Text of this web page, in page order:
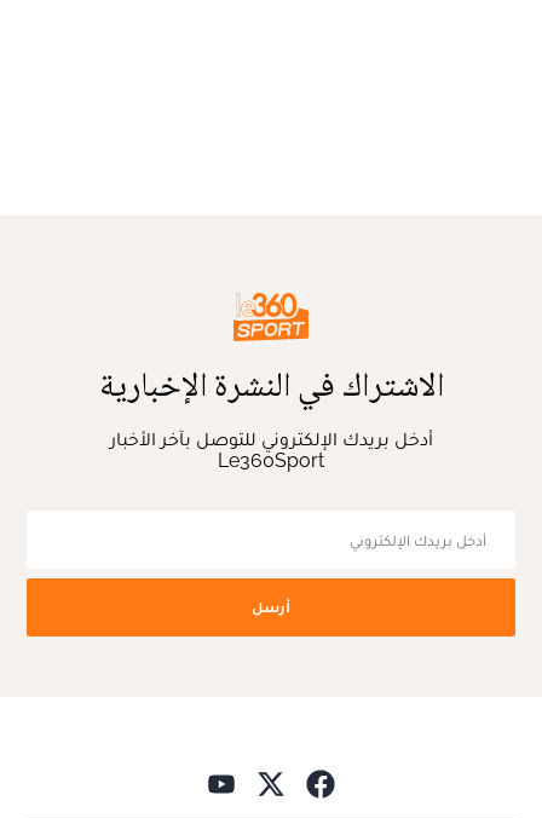
الاشتراك في النشرة الإخبارية
أدخل بريدك الإلكتروني للتوصل بآخر الأخبار
Le360Sport
أرسل